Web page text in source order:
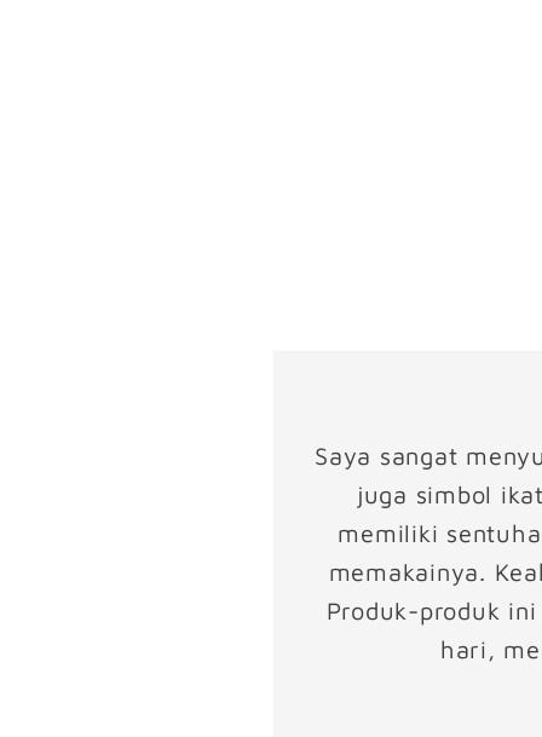
Saya sangat
juga simbol
memiliki
memakainya.
Produk-produk
hari,